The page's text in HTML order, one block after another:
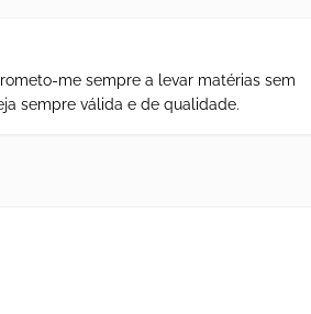
me sempre a levar matérias sem
sempre válida e de qualidade.